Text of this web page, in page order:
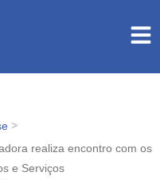
>
realiza encontro com os
e Serviços